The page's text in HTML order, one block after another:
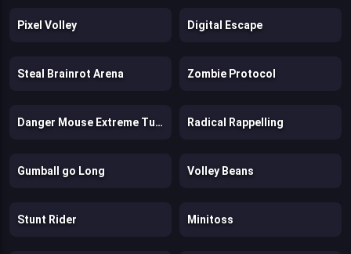
Pixel Volley Digital Escape
Steal Brainrot Arena Zombie Protocol
Danger Mouse Extreme Turbo Radical Rappelling
Gumball go Long Volley Beans
Stunt Rider Minitoss